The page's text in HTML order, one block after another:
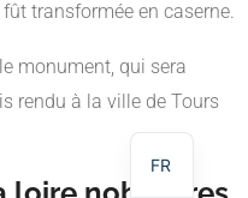
transformée en caserne.
monument, qui sera
rendu à la ville de Tours
FR